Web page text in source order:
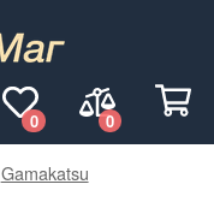
0
0
Gamakatsu